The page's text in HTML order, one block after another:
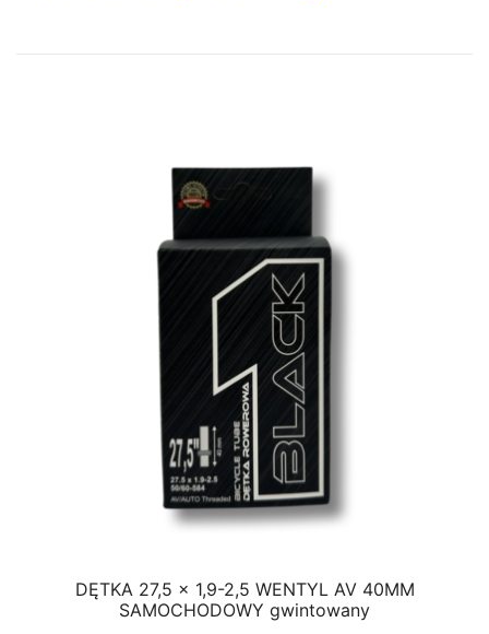
DĘTKA 27,5 x 1,9-2,5 WENTYL AV 40MM
SAMOCHODOWY gwintowany